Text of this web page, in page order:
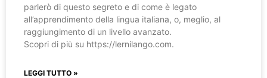
parlerò di questo segreto e di come è legato
all’apprendimento della lingua italiana, o, meglio, al
raggiungimento di un livello avanzato.
Scopri di più su https://lernilango.com.
LEGGI TUTTO »